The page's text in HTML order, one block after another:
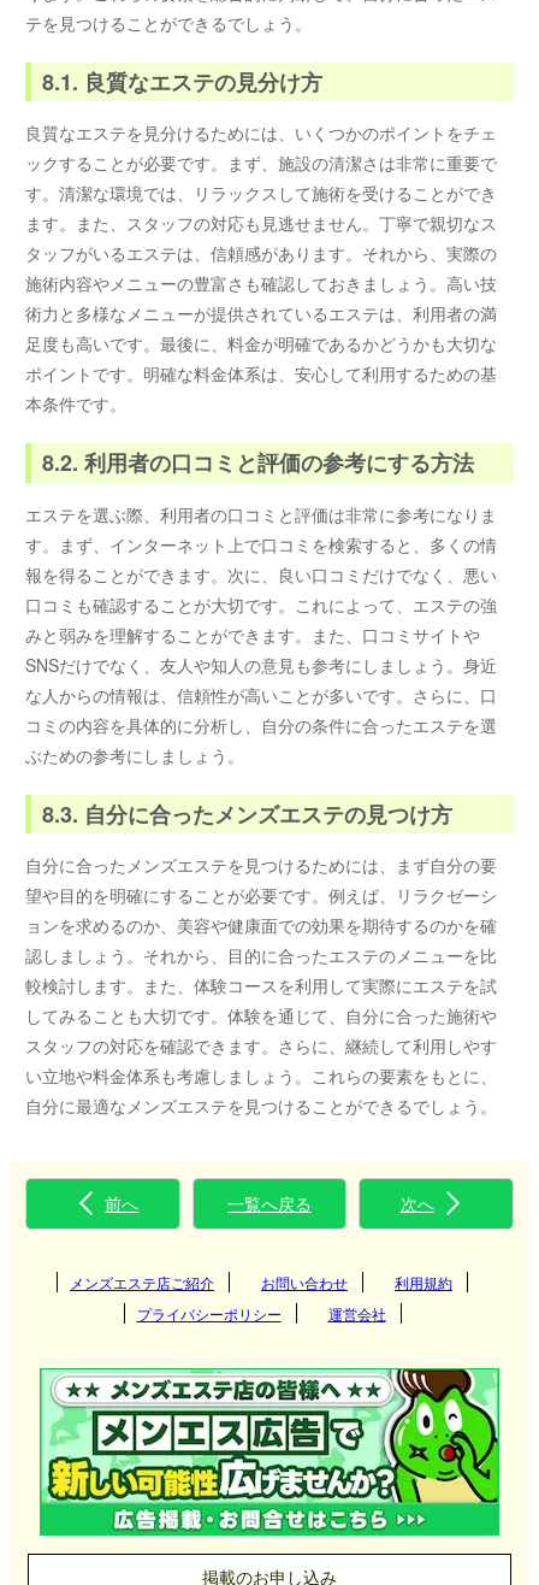
テを見つけることができるでしょう。
8.1. 良質なエステの見分け方
良質なエステを見分けるためには、いくつかのポイントをチェ
ックすることが必要です。まず、施設の清潔さは非常に重要で
す。清潔な環境では、リラックスして施術を受けることができ
ます。また、スタッフの対応も見逃せません。丁寧で親切なス
タッフがいるエステは、信頼感があります。それから、実際の
施術内容やメニューの豊富さも確認しておきましょう。高い技
術力と多様なメニューが提供されているエステは、利用者の満
足度も高いです。最後に、料金が明確であるかどうかも大切な
ポイントです。明確な料金体系は、安心して利用するための基
本条件です。
8.2. 利用者の口コミと評価の参考にする方法
エステを選ぶ際、利用者の口コミと評価は非常に参考になりま
す。まず、インターネット上で口コミを検索すると、多くの情
報を得ることができます。次に、良い口コミだけでなく、悪い
口コミも確認することが大切です。これによって、エステの強
みと弱みを理解することができます。また、口コミサイトや
SNSだけでなく、友人や知人の意見も参考にしましょう。身近
な人からの情報は、信頼性が高いことが多いです。さらに、口
コミの内容を具体的に分析し、自分の条件に合ったエステを選
ぶための参考にしましょう。
8.3. 自分に合ったメンズエステの見つけ方
自分に合ったメンズエステを見つけるためには、まず自分の要
望や目的を明確にすることが必要です。例えば、リラクゼーシ
ョンを求めるのか、美容や健康面での効果を期待するのかを確
認しましょう。それから、目的に合ったエステのメニューを比
較検討します。また、体験コースを利用して実際にエステを試
してみることも大切です。体験を通じて、自分に合った施術や
スタッフの対応を確認できます。さらに、継続して利用しやす
い立地や料金体系も考慮しましょう。これらの要素をもとに、
自分に最適なメンズエステを見つけることができるでしょう。
前へ 一覧へ戻る 次へ
メンズエステ店ご紹介 お問い合わせ
利用規約
プライバシーポリシー
運営会社
掲載のお申し込み